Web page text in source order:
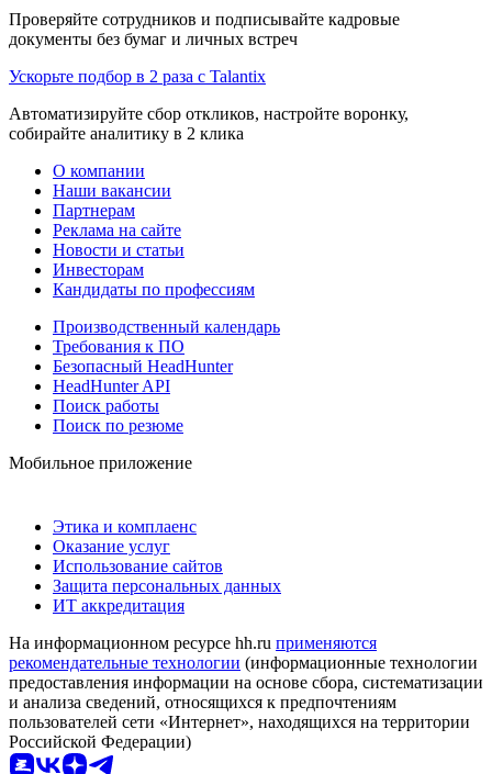
Проверяйте сотрудников и подписывайте кадровые
документы без бумаг и личных встреч
Ускорьте подбор в 2 раза с Talantix
Автоматизируйте сбор откликов, настройте воронку,
собирайте аналитику в 2 клика
О компании
Наши вакансии
Партнерам
Реклама на сайте
Новости и статьи
Инвесторам
Кандидаты по профессиям
Производственный календарь
Требования к ПО
Безопасный HeadHunter
HeadHunter API
Поиск работы
Поиск по резюме
Мобильное приложение
Этика и комплаенс
Оказание услуг
Использование сайтов
Защита персональных данных
ИТ аккредитация
На информационном ресурсе hh.ru применяются
рекомендательные технологии (информационные технологии
предоставления информации на основе сбора, систематизации
и анализа сведений, относящихся к предпочтениям
пользователей сети «Интернет», находящихся на территории
Российской Федерации)